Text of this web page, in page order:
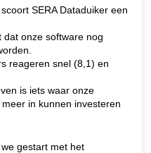
SERA Dataduiker een
dat onze software nog
reageren snel (8,1) en
is iets waar onze
in kunnen investeren
gestart met het